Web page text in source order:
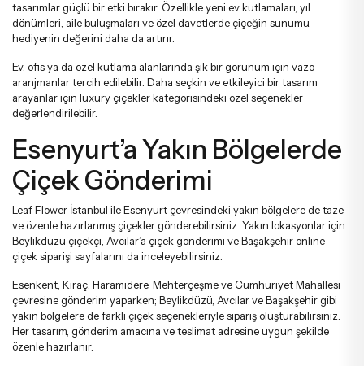
tasarımlar güçlü bir etki bırakır. Özellikle yeni ev kutlamaları, yıl
dönümleri, aile buluşmaları ve özel davetlerde çiçeğin sunumu,
hediyenin değerini daha da artırır.
Ev, ofis ya da özel kutlama alanlarında şık bir görünüm için vazo
aranjmanlartercih edilebilir. Daha seçkin ve etkileyici bir tasarım
arayanlar için luxury çiçeklerkategorisindeki özel seçenekler
değerlendirilebilir.
Esenyurt’a Yakın Bölgelerde
Çiçek Gönderimi
Leaf Flower İstanbul ile Esenyurt çevresindeki yakın bölgelere de taze
ve özenle hazırlanmış çiçekler gönderebilirsiniz. Yakın lokasyonlar için
Beylikdüzü çiçekçi Avcılar’a çiçek gönderimi veBaşakşehir online
çiçek siparişi sayfalarını da inceleyebilirsiniz.
Esenkent, Kıraç, Haramidere, Mehterçeşme ve Cumhuriyet Mahallesi
çevresine gönderim yaparken; Beylikdüzü, Avcılar ve Başakşehir gibi
yakın bölgelere de farklı çiçek seçenekleriyle sipariş oluşturabilirsiniz.
Her tasarım, gönderim amacına ve teslimat adresine uygun şekilde
özenle hazırlanır.